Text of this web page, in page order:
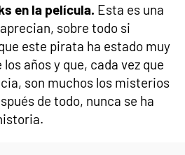
en la película. Esta es una
sobre todo si
este pirata ha estado muy
años y que, cada vez que
son muchos los misterios
de todo, nunca se ha